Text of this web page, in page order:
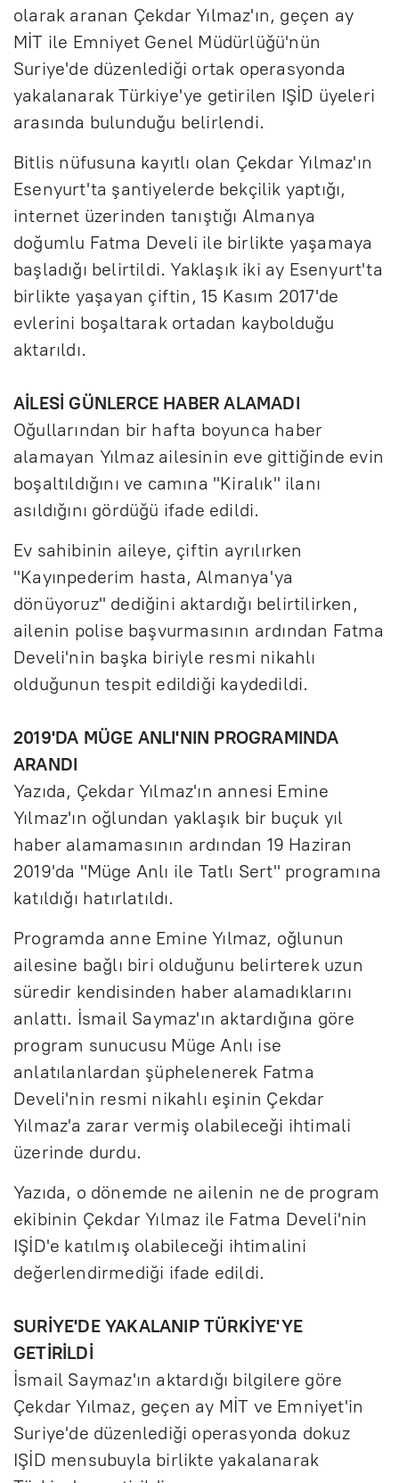
olarak aranan Çekdar Yılmaz'ın, geçen ay
MİT ile Emniyet Genel Müdürlüğü'nün
Suriye'de düzenlediği ortak operasyonda
yakalanarak Türkiye'ye getirilen IŞİD üyeleri
arasında bulunduğu belirlendi.
Bitlis nüfusuna kayıtlı olan Çekdar Yılmaz'ın
Esenyurt'ta şantiyelerde bekçilik yaptığı,
internet üzerinden tanıştığı Almanya
doğumlu Fatma Develi ile birlikte yaşamaya
başladığı belirtildi. Yaklaşık iki ay Esenyurt'ta
birlikte yaşayan çiftin, 15 Kasım 2017'de
evlerini boşaltarak ortadan kaybolduğu
aktarıldı.
AİLESİ GÜNLERCE HABER ALAMADI
Oğullarından bir hafta boyunca haber
alamayan Yılmaz ailesinin eve gittiğinde evin
boşaltıldığını ve camına "Kiralık" ilanı
asıldığını gördüğü ifade edildi.
Ev sahibinin aileye, çiftin ayrılırken
"Kayınpederim hasta, Almanya'ya
dönüyoruz" dediğini aktardığı belirtilirken,
ailenin polise başvurmasının ardından Fatma
Develi'nin başka biriyle resmi nikahlı
olduğunun tespit edildiği kaydedildi.
2019'DA MÜGE ANLI'NIN PROGRAMINDA
ARANDI
Yazıda, Çekdar Yılmaz'ın annesi Emine
Yılmaz'ın oğlundan yaklaşık bir buçuk yıl
haber alamamasının ardından 19 Haziran
2019'da "Müge Anlı ile Tatlı Sert" programına
katıldığı hatırlatıldı.
Programda anne Emine Yılmaz, oğlunun
ailesine bağlı biri olduğunu belirterek uzun
süredir kendisinden haber alamadıklarını
anlattı. İsmail Saymaz'ın aktardığına göre
program sunucusu Müge Anlı ise
anlatılanlardan şüphelenerek Fatma
Develi'nin resmi nikahlı eşinin Çekdar
Yılmaz'a zarar vermiş olabileceği ihtimali
üzerinde durdu.
Yazıda, o dönemde ne ailenin ne de program
ekibinin Çekdar Yılmaz ile Fatma Develi'nin
IŞİD'e katılmış olabileceği ihtimalini
değerlendirmediği ifade edildi.
SURİYE'DE YAKALANIP TÜRKİYE'YE
GETİRİLDİ
İsmail Saymaz'ın aktardığı bilgilere göre
Çekdar Yılmaz, geçen ay MİT ve Emniyet'in
Suriye'de düzenlediği operasyonda dokuz
IŞİD mensubuyla birlikte yakalanarak